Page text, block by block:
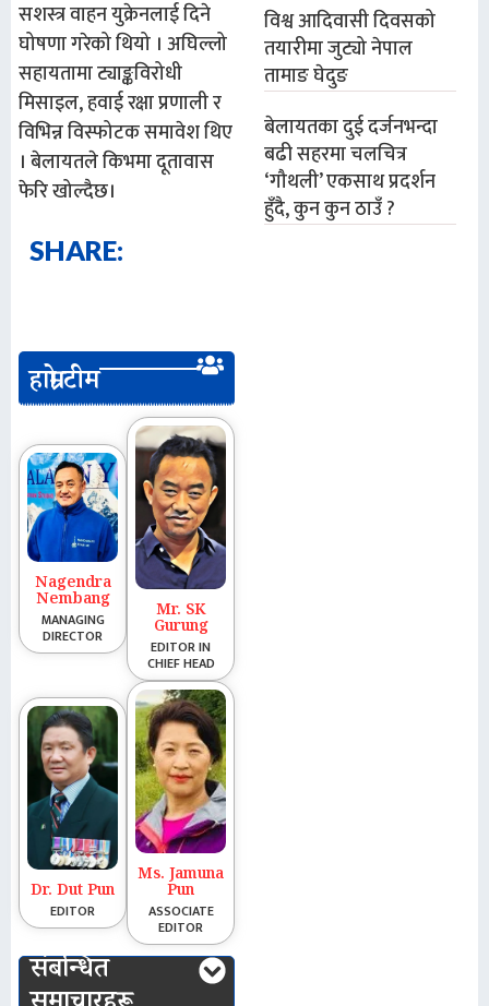
सशस्त्र वाहन युक्रेनलाई ​दिने
घोषणा गरेको थियो । अघिल्लो
सहायतामा ट्याङ्कविरोधी
मिसाइल, हवाई रक्षा प्रणाली र
विभिन्न विस्फोटक समावेश थिए
। बेलायतले किभमा दूतावास
फेरि खोल्दैछ।
SHARE:
हाम्रो टीम
Nagendra
Nembang
MANAGING
DIRECTOR
Mr. SK
Gurung
EDITOR IN
CHIEF HEAD
Dr. Dut Pun
EDITOR
Ms. Jamuna
Pun
ASSOCIATE
EDITOR
संबन्धित
विश्व आदिवासी दिवसको
तयारीमा जुट्यो नेपाल
तामाङ घेदुङ
बेलायतका दुई दर्जनभन्दा
बढी सहरमा चलचित्र
‘गौथली’ एकसाथ प्रदर्शन
हुँदै, कुन कुन ठाउँ ?